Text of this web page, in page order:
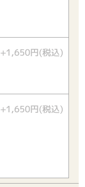
+1,650円(税込)
+1,650円(税込)